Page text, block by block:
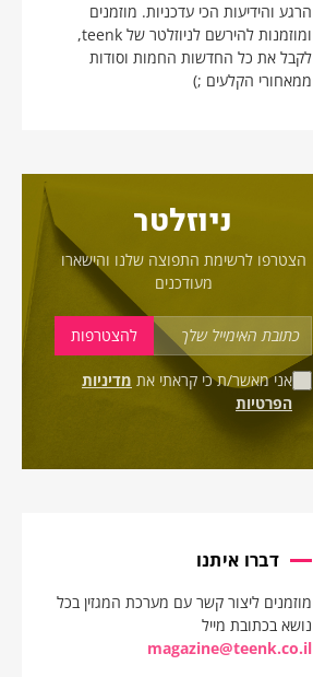
הרגע והידיעות הכי עדכניות. מוזמנים
ומוזמנות להירשם לניוזלטר של teenk,
לקבל את כל החדשות החמות וסודות
ממאחורי הקלעים ;)
ניוזלטר
הצטרפו לרשימת התפוצה שלנו והישארו
מעודכנים
אני מאשר/ת כי קראתי את מדיניות
הפרטיות
דברו איתנו
מוזמנים ליצור קשר עם מערכת המגזין בכל
נושא בכתובת מייל
magazine@teenk.co.il